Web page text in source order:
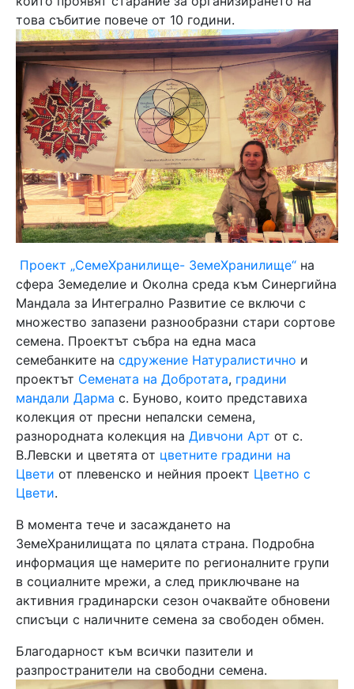
това събитие повече от 10 години.
Проект „СемеХранилище- ЗемеХранилище“ на
сфера Земеделие и Околна среда към Синергийна
Мандала за Интегрално Развитие се включи с
множество запазени разнообразни стари сортове
семена. Проектът събра на една маса
семебанките на сдружение Натуралистично и
проектът Семената на Добротата, градини
мандали Дарма с. Буново, които представиха
колекция от пресни непалски семена,
разнородната колекция на Дивчони Арт от с.
В.Левски и цветята от цветните градини на
Цвети от плевенско и нейния проект Цветно с
Цвети.
В момента тече и засаждането на
ЗемеХранилищата по цялата страна. Подробна
информация ще намерите по регионалните групи
в социалните мрежи, а след приключване на
активния градинарски сезон очаквайте обновени
списъци с наличните семена за свободен обмен.
Благодарност към всички пазители и
разпространители на свободни семена.